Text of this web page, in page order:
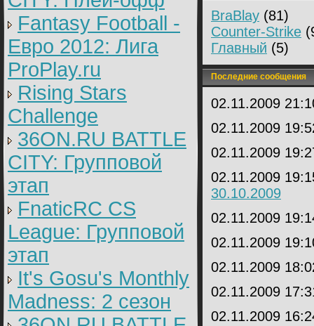
Fantasy Football -
Евро 2012: Лига
ProPlay.ru
Rising Stars
Challenge
36ON.RU BATTLE
CITY: Групповой
этап
FnaticRC CS
League: Групповой
этап
It's Gosu's Monthly
Madness: 2 сезон
BraBlay (81)
Counter-Strike
Главный (5)
Последние сообщения
02.11.2009
02.11.2009
02.11.2009
02.11.2009
30.10.2009
02.11.2009
02.11.2009
02.11.2009
02.11.2009
02.11.2009